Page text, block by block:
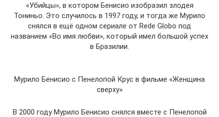
«Убийцы», в котором Бенисио изобразил злодея
Тониньо. Это случилось в 1997 году, и тогда же Мурило
снялся в ещё одном сериале от Rede Globo под
названием «Во имя любви», который имел большой успех
в Бразилии.
Мурило Бенисио с Пенелопой Крус в фильме «Женщина
сверху»
В 2000 году Мурило Бенисио снялся вместе с Пенелопой